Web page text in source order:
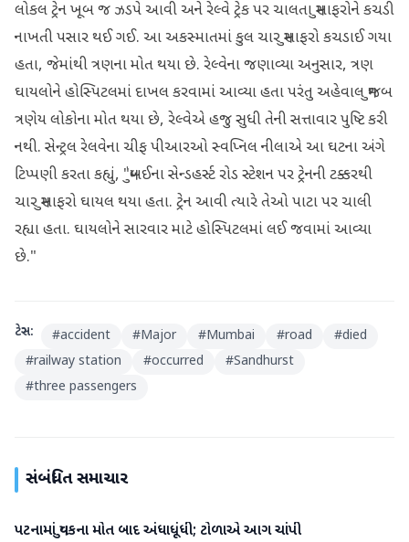
લોકલ ટ્રેન ખૂબ જ ઝડપે આવી અને રેલ્વે ટ્રેક પર ચાલતા મુસાફરોને કચડી
નાખતી પસાર થઈ ગઈ. આ અકસ્માતમાં કુલ ચાર મુસાફરો કચડાઈ ગયા
હતા, જેમાંથી ત્રણના મોત થયા છે. રેલ્વેના જણાવ્યા અનુસાર, ત્રણ
ઘાયલોને હોસ્પિટલમાં દાખલ કરવામાં આવ્યા હતા પરંતુ અહેવાલ મુજબ
ત્રણેય લોકોના મોત થયા છે, રેલ્વેએ હજુ સુધી તેની સત્તાવાર પુષ્ટિ કરી
નથી. સેન્ટ્રલ રેલવેના ચીફ પીઆરઓ સ્વપ્નિલ નીલાએ આ ઘટના અંગે
ટિપ્પણી કરતા કહ્યું, "મુંબઈના સેન્ડહર્સ્ટ રોડ સ્ટેશન પર ટ્રેનની ટક્કરથી
ચાર મુસાફરો ઘાયલ થયા હતા. ટ્રેન આવી ત્યારે તેઓ પાટા પર ચાલી
રહ્યા હતા. ઘાયલોને સારવાર માટે હોસ્પિટલમાં લઈ જવામાં આવ્યા
છે."
ટેગ્સ: #accident #Major #Mumbai #road #died
#railway station #occurred #Sandhurst
#three passengers
સંબંધિત સમાચાર
રાષ્ટ્રીય
પટનામાં યુવકના મોત બાદ અંધાધૂંધી; ટોળાએ આગ ચાંપી